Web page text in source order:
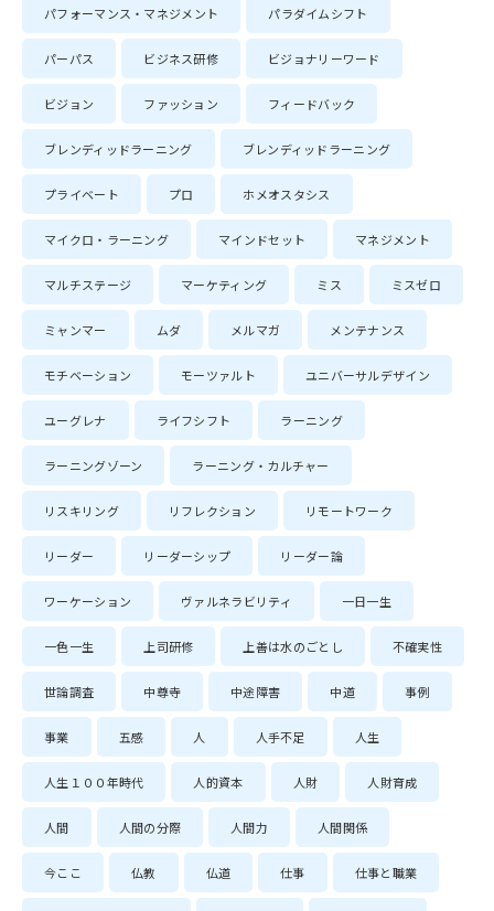
パフォーマンス・マネジメント パラダイムシフト
パーパス ビジネス研修 ビジョナリーワード
ビジョン ファッション フィードバック
ブレンディッドラーニング ブレンディッドラーニング
プライベート プロ ホメオスタシス
マイクロ・ラーニング マインドセット マネジメント
マルチステージ マーケティング ミス ミスゼロ
ミャンマー ムダ メルマガ メンテナンス
モチベーション モーツァルト ユニバーサルデザイン
ユーグレナ ライフシフト ラーニング
ラーニングゾーン ラーニング・カルチャー
リスキリング リフレクション リモートワーク
リーダー リーダーシップ リーダー論
ワーケーション ヴァルネラビリティ 一日一生
一色一生 上司研修 上善は水のごとし 不確実性
世論調査 中尊寺 中途障害 中道 事例
事業 五感 人 人手不足 人生
人生１００年時代 人的資本 人財 人財育成
人間 人間の分際 人間力 人間関係
今ここ 仏教 仏道 仕事 仕事と職業